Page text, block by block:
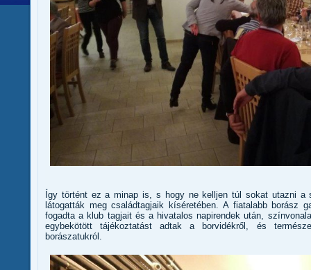
Így történt ez a minap is, s hogy ne kelljen túl sokat utazni a
látogatták meg családtagjaik kíséretében. A fiatalabb borász
fogadta a klub tagjait és a hivatalos napirendek után,
egybekötött tájékoztatást adtak a borvidékről, és
borászatukról.